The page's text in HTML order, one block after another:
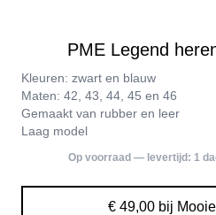
PME Legend
Kleuren: zwart en blauw
Maten: 42, 43, 44, 45 en 46
Gemaakt van rubber en leer
Laag model
Op voorraad — levertijd: 1
€ 49,00 bij